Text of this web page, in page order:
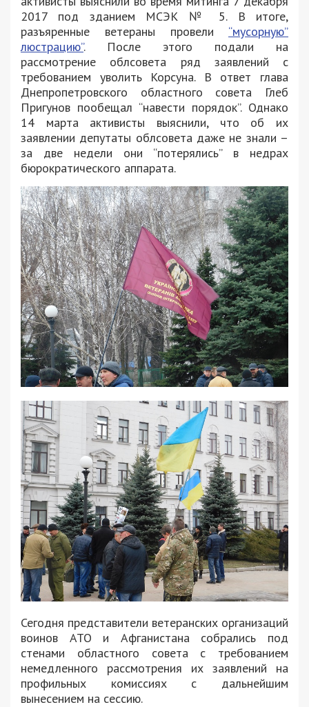
2017 под зданием МСЭК № 5. В итоге,
разъяренные ветераны провели “мусорную”
люстрацию”. После этого подали на
рассмотрение облсовета ряд заявлений с
требованием уволить Корсуна. В ответ глава
Днепропетровского областного совета Глеб
Пригунов пообещал “навести порядок”. Однако
14 марта активисты выяснили, что об их
заявлении депутаты облсовета даже не знали –
за две недели они “потерялись” в недрах
бюрократического аппарата.
Сегодня представители ветеранских организаций
воинов АТО и Афганистана собрались под
стенами областного совета с требованием
немедленного рассмотрения их заявлений на
профильных комиссиях с дальнейшим
вынесением на сессию.